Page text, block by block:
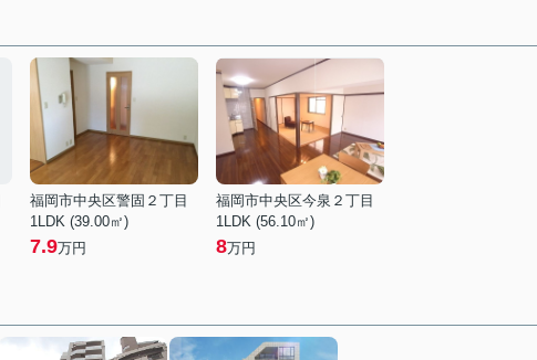
福岡市中央区警固２丁目
1LDK (39.00㎡)
7.9万円
福岡市中央区今泉２丁目
1LDK (56.10㎡)
8万円